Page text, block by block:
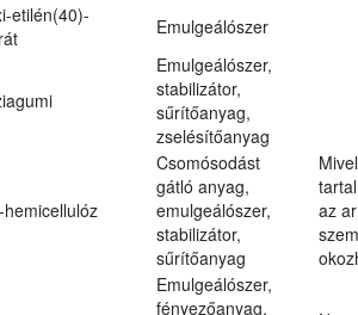
etilén(40)-
Emulgeálószer
Emulgeálószer,
stabilizátor,
sűrítőanyag,
zselésítőanyag
hemicellulóz
Csomósodást
gátló anyag,
emulgeálószer,
stabilizátor,
sűrítőanyag
az
Emulgeálószer,
fényezőanyag,